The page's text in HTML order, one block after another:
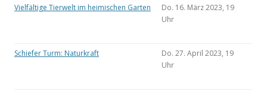
Vielfältige Tierwelt im heimischen Garten
Do. 16. März 2023, 19
Uhr
Schiefer Turm: Naturkraft
Do. 27. April 2023, 19
Uhr